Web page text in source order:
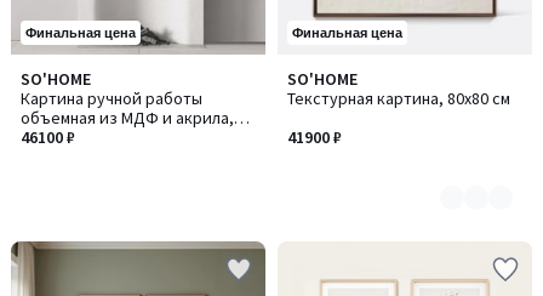
Финальная цена
SO'HOME
Картина ручной работы
объемная из МДФ и акрила,
120х90 см
46100 ₽
Финальная цена
SO'HOME
Текстурная картина, 80х80 см
41900 ₽
Количество
цветов:
5